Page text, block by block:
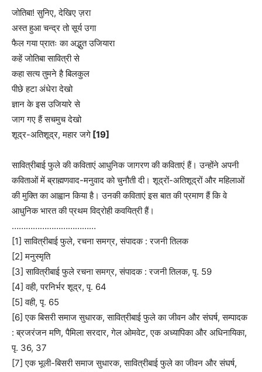
जोतिबा! सुनिए, देखिए ज़रा
अस्त हुआ चन्द्र तो सूर्य उगा
फैल गया प्रातः का अद्भुत उजियारा
कहें जोतिबा सावित्री से
कहा सत्य तुमने है बिलकुल
पीछे हटा अंधेरा देखो
ज्ञान के इस उजियारे से
जाग गए हैं सचमुच देखो
शूद्र-अतिशूद्र, महार जगे [19]
सावित्रीबाई फुले की कविताएं आधुनिक जागरण की कविताएं हैं। उन्होंने अपनी
कविताओं में ब्राह्मणवाद-मनुवाद को चुनौती दी। शूद्रों-अतिशूद्रों और महिलाओं
की मुक्ति का आह्वान किया है। उनकी कविताएं इस बात की प्रमाण हैं कि वे
आधुनिक भारत की प्रथम विद्रोही कवयित्री हैं।
………………………………
[1] सावित्रीबाई फुले, रचना समग्र, संपादक : रजनी तिलक
[2] मनुस्मृति
[3] सावित्रीबाई फुले रचना समग्र, संपादक : रजनी तिलक, पृ. 59
[4] वही, परनिर्भर शूद्र, पृ. 64
[5] वही, पृ. 65
[6] एक बिसरी समाज सुधारक, सावित्रीबाई फुले का जीवन और संघर्ष, सम्पादक
: ब्रजरंजन मणि, पैमिला सरदार, गेल ओमवेट, एक अध्यापिका और अधिनायिका,
पृ. 36, 37
[7] एक भूली-बिसरी समाज सुधारक, सावित्रीबाई फुले का जीवन और संघर्ष,